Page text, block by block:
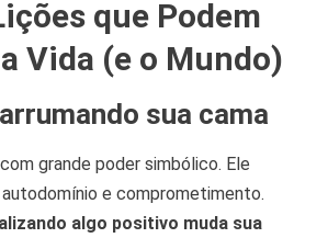
que Podem
Vida (e o Mundo)
sua cama
grande poder simbólico. Ele
e comprometimento.
algo positivo muda sua